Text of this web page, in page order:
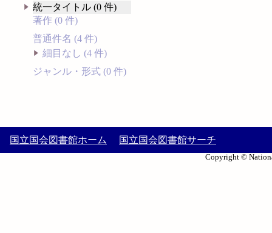
統一タイトル (0 件)
著作 (0 件)
普通件名 (4 件)
細目なし (4 件)
ジャンル・形式 (0 件)
国立国会図書館ホーム 国立国会図書館サーチ
Copyright ©